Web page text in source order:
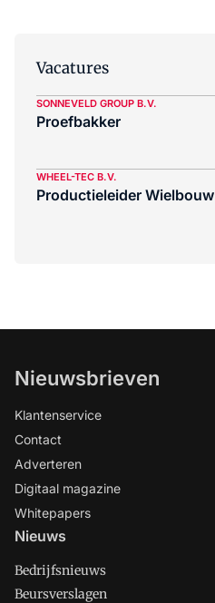
Vacatures
SONNEVELD GROUP B.V.
Proefbakker
WHEEL-TEC B.V.
Productieleider Wielbouw
Nieuwsbrieven
Klantenservice
Contact
Adverteren
Digitaal magazine
Whitepapers
Nieuws
Bedrijfsnieuws
Beursverslagen